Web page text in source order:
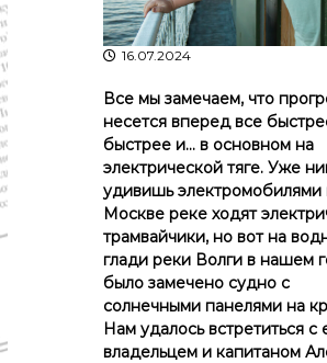
р
а
"
р
о
м
и
К
о
с
т
р
о
м
с
к
16.07.2024
Все мы замечаем, что
несется вперед все
быстрее и… в основном на
электрической тяге. Уже
удивишь электромобилями
Москве реке ходят
трамвайчики, но вот на
глади реки Волги в нашем
было замечено судно с
солнечными панелями на
Нам удалось встретиться с
владельцем и капитаном